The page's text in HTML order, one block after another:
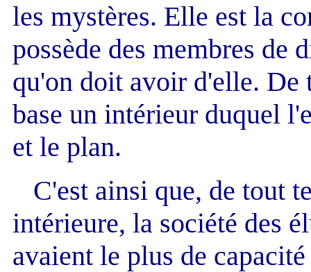
les mystères. Elle est la
possède des membres de
qu'on doit avoir d'elle. De
base un intérieur duquel
et le plan.
C'est ainsi que, de tout
intérieure, la société des
avaient le plus de